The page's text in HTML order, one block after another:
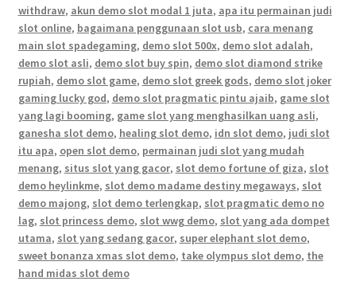
withdraw, akun demo slot modal 1 juta, apa itu permainan judi
slot online, bagaimana penggunaan slot usb, cara menang
main slot spadegaming, demo slot 500x, demo slot adalah,
demo slot asli, demo slot buy spin, demo slot diamond strike
rupiah, demo slot game, demo slot greek gods, demo slot joker
gaming lucky god, demo slot pragmatic pintu ajaib, game slot
yang lagi booming, game slot yang menghasilkan uang asli,
ganesha slot demo, healing slot demo, idn slot demo, judi slot
itu apa, open slot demo, permainan judi slot yang mudah
menang, situs slot yang gacor, slot demo fortune of giza, slot
demo heylinkme, slot demo madame destiny megaways, slot
demo majong, slot demo terlengkap, slot pragmatic demo no
lag, slot princess demo, slot wwg demo, slot yang ada dompet
utama, slot yang sedang gacor, super elephant slot demo,
sweet bonanza xmas slot demo, take olympus slot demo, the
hand midas slot demo